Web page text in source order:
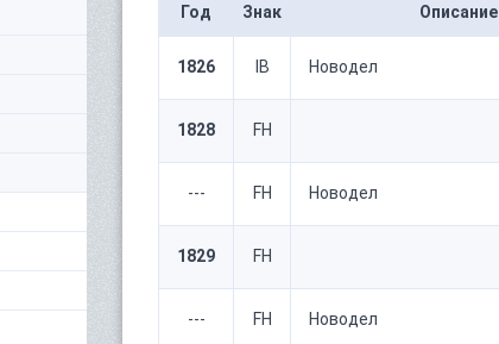
Год Знак Описание
1826 IB Новодел
1828 FH
--- FH Новодел
1829 FH
--- FH Новодел